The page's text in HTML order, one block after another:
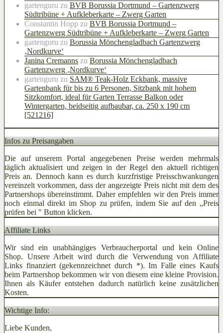
gartenguru zu BVB Borussia Dortmund – Gartenzwerg
Südtribüne + Aufkleberkarte – Zwerg Garten
Constantin Hopp zu BVB Borussia Dortmund –
Gartenzwerg Südtribüne + Aufkleberkarte – Zwerg Garten
gartenguru zu Borussia Mönchengladbach Gartenzwerg
‚Nordkurve‘
Janina Cremanns zu Borussia Mönchengladbach
Gartenzwerg ‚Nordkurve‘
gartenguru zu SAM® Teak-Holz Eckbank, massive
Gartenbank für bis zu 6 Personen, Sitzbank mit hohem
Sitzkomfort, ideal für Garten Terrasse Balkon oder
Wintergarten, beidseitig aufbaubar, ca. 250 x 190 cm
[521216]
Infos zu Preisangaben
Die auf unserem Portal angegebenen Preise werden mehrmals
täglich aktualisiert und zeigen in der Regel den aktuell richtigen
Preis an. Dennoch kann es durch kurzfristige Preisschwankungen
vereinzelt vorkommen, dass der angezeigte Preis nicht mit dem des
Partnershops übereinstimmt. Daher empfehlen wir den Preis immer
noch einmal direkt im Shop zu prüfen, indem Sie auf den „Preis
prüfen bei " Button klicken.
Affiliate Links
Wir sind ein unabhängiges Verbraucherportal und kein Online
Shop. Unsere Arbeit wird durch die Verwendung von Affiliate
Links finanziert (gekennzeichnet durch *). Im Falle eines Kaufs
beim Partnershop bekommen wir von diesem eine kleine Provision.
Ihnen als Käufer entstehen dadurch natürlich keine zusätzlichen
Kosten.
Wichtige Info:
Liebe Kunden,